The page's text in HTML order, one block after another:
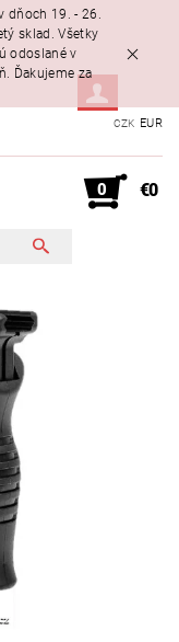
dňoch 19. - 26.
sklad. Všetky
odoslané v
Ďakujeme za
CZK EUR
0 €0